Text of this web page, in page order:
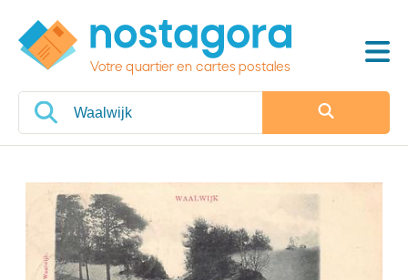
Votre quartier en cartes postales